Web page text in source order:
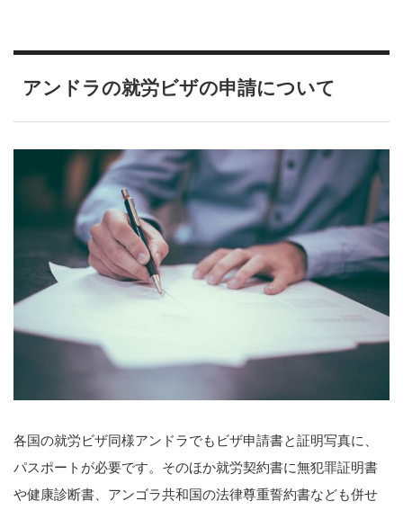
アンドラの就労ビザの申請について
各国の就労ビザ同様アンドラでもビザ申請書と証明写真に、
パスポートが必要です。そのほか就労契約書に無犯罪証明書
や健康診断書、アンゴラ共和国の法律尊重誓約書なども併せ